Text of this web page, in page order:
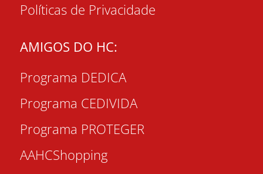
Políticas de Privacidade
AMIGOS DO HC:
Programa DEDICA
Programa CEDIVIDA
Programa PROTEGER
AAHCShopping